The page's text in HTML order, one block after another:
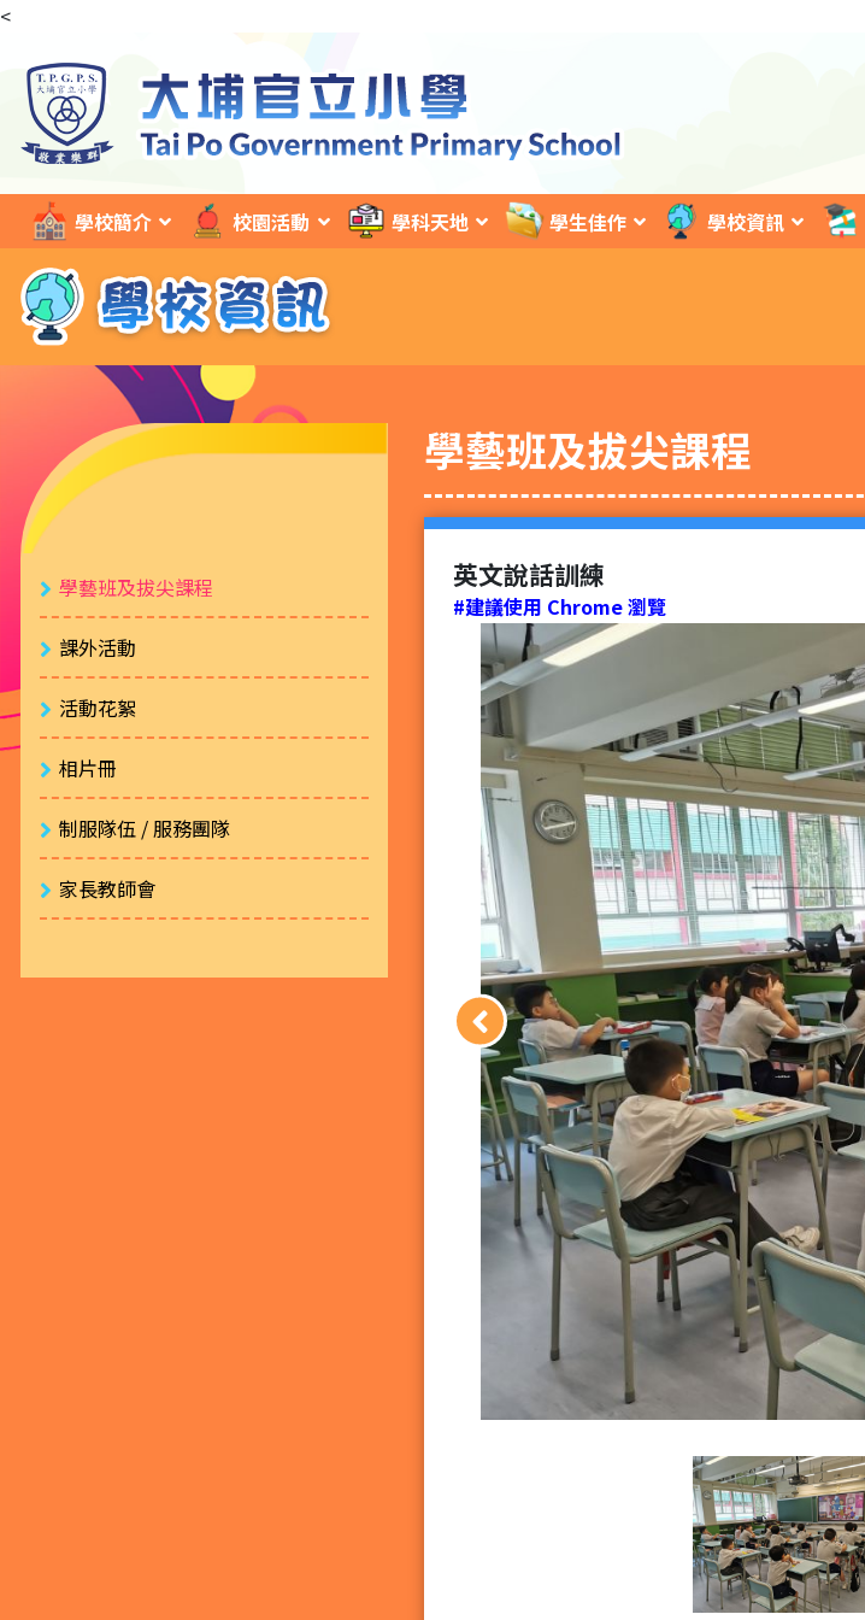
<
學校簡介 校園活動 學科天地 學生佳作 學校資訊
學藝班及拔尖課程
課外活動
活動花絮
相片冊
制服隊伍 / 服務團隊
家長教師會
學藝班及拔尖課程
英文說話訓練
#建議使用 Chrome 瀏覽